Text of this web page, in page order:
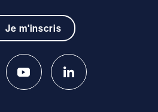
Je m'inscris